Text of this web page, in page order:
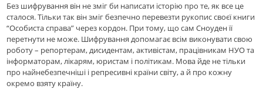
Без шифрування він не зміг би написати історію про те, як все це
сталося. Тільки так він зміг безпечно перевезти рукопис своєї книги
“Особиста справа” через кордон. При тому, що сам Сноуден її
перетнути не може. Шифрування допомагає всім виконувати свою
роботу – репортерам, дисидентам, активістам, працівникам НУО та
інформаторам, лікарям, юристам і політикам. Мова йде не тільки
про найнебезпечніші і репресивні країни світу, а й про кожну
окремо взяту країну.